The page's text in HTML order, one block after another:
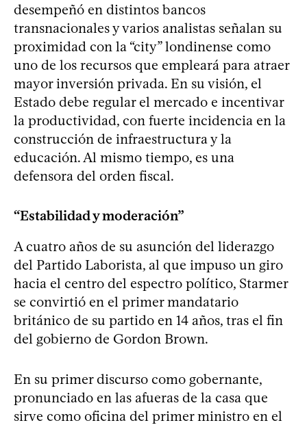
desempeñó en distintos bancos
transnacionales y varios analistas señalan su
proximidad con la “city” londinense como
uno de los recursos que empleará para atraer
mayor inversión privada. En su visión, el
Estado debe regular el mercado e incentivar
la productividad, con fuerte incidencia en la
construcción de infraestructura y la
educación. Al mismo tiempo, es una
defensora del orden fiscal.
“Estabilidad y moderación”
A cuatro años de su asunción del liderazgo
del Partido Laborista, al que impuso un giro
hacia el centro del espectro político, Starmer
se convirtió en el primer mandatario
británico de su partido en 14 años, tras el fin
del gobierno de Gordon Brown.
En su primer discurso como gobernante,
pronunciado en las afueras de la casa que
sirve como oficina del primer ministro en el